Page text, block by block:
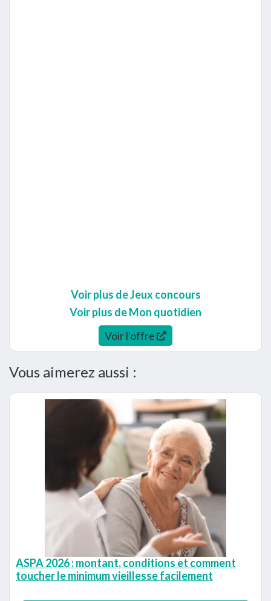
Voir plus de Jeux concours
Voir plus de Mon quotidien
Voir l'offre
Vous aimerez aussi :
ASPA 2026 : montant, conditions et comment
toucher le minimum vieillesse facilement